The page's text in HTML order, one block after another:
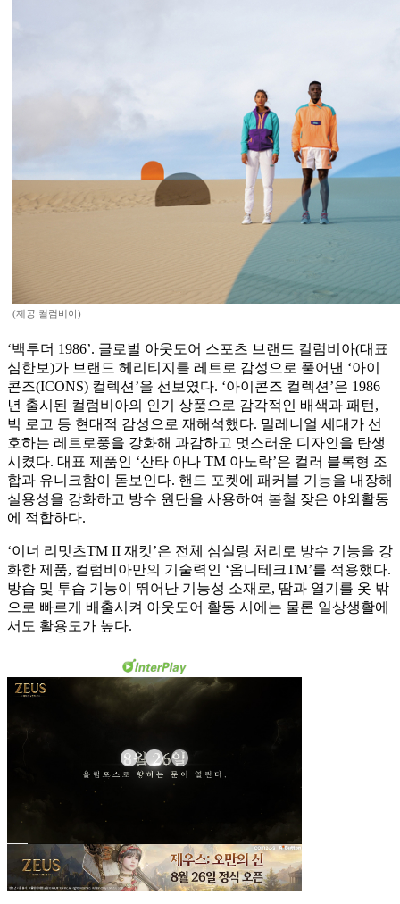
(제공 컬럼비아)
‘백투더 1986’. 글로벌 아웃도어 스포츠 브랜드 컬럼비아(대표
심한보)가 브랜드 헤리티지를 레트로 감성으로 풀어낸 ‘아이
콘즈(ICONS) 컬렉션’을 선보였다. ‘아이콘즈 컬렉션’은 1986
년 출시된 컬럼비아의 인기 상품으로 감각적인 배색과 패턴,
빅 로고 등 현대적 감성으로 재해석했다. 밀레니얼 세대가 선
호하는 레트로풍을 강화해 과감하고 멋스러운 디자인을 탄생
시켰다. 대표 제품인 ‘산타 아나 TM 아노락’은 컬러 블록형 조
합과 유니크함이 돋보인다. 핸드 포켓에 패커블 기능을 내장해
실용성을 강화하고 방수 원단을 사용하여 봄철 잦은 야외활동
에 적합하다.
‘이너 리밋츠TM II 재킷’은 전체 심실링 처리로 방수 기능을 강
화한 제품, 컬럼비아만의 기술력인 ‘옴니테크TM’를 적용했다.
방습 및 투습 기능이 뛰어난 기능성 소재로, 땀과 열기를 옷 밖
으로 빠르게 배출시켜 아웃도어 활동 시에는 물론 일상생활에
서도 활용도가 높다.